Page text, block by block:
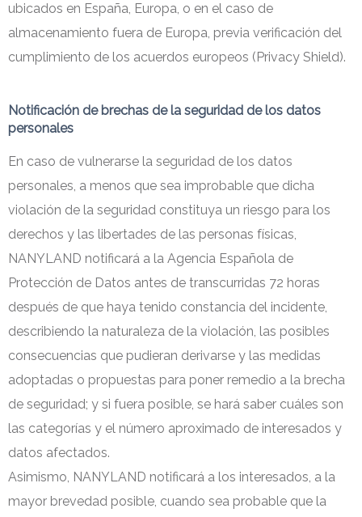
ubicados en España, Europa, o en el caso de
almacenamiento fuera de Europa, previa verificación del
cumplimiento de los acuerdos europeos (Privacy Shield).
Notificación de brechas de la seguridad de los datos
personales
En caso de vulnerarse la seguridad de los datos
personales, a menos que sea improbable que dicha
violación de la seguridad constituya un riesgo para los
derechos y las libertades de las personas físicas,
NANYLAND notificará a la Agencia Española de
Protección de Datos antes de transcurridas 72 horas
después de que haya tenido constancia del incidente,
describiendo la naturaleza de la violación, las posibles
consecuencias que pudieran derivarse y las medidas
adoptadas o propuestas para poner remedio a la brecha
de seguridad; y si fuera posible, se hará saber cuáles son
las categorías y el número aproximado de interesados y
datos afectados.
Asimismo, NANYLAND notificará a los interesados, a la
mayor brevedad posible, cuando sea probable que la